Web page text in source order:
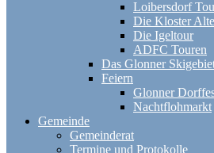
Loibersdorf
Die Kloster
Die Igeltour
ADFC Touren
Das Glonner
Feiern
Glonner
Nachtflohmarkt
Gemeinde
Gemeinderat
Termine und Protokolle